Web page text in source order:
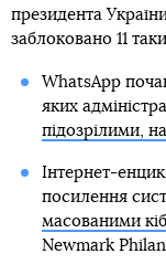
президента
заблоковано 11
WhatsApp
яких
підозрілими,
Інтернет-
посилення
масованими
Newmark